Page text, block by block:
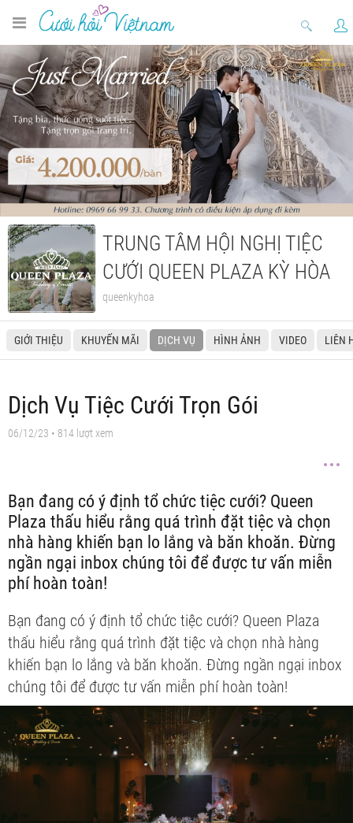
TRUNG TÂM HỘI NGHỊ TIỆC
CƯỚI QUEEN PLAZA KỲ HÒA
queenkyhoa
GIỚI THIỆU KHUYẾN MÃI DỊCH VỤ HÌNH ẢNH VIDEO LIÊN
Dịch Vụ Tiệc Cưới Trọn Gói
06/12/23 • 814 lượt xem
Bạn đang có ý định tổ chức tiệc cưới? Queen
Plaza thấu hiểu rằng quá trình đặt tiệc và chọn
nhà hàng khiến bạn lo lắng và băn khoăn. Đừng
ngần ngại inbox chúng tôi để được tư vấn miễn
phí hoàn toàn!
Bạn đang có ý định tổ chức tiệc cưới? Queen Plaza
thấu hiểu rằng quá trình đặt tiệc và chọn nhà hàng
khiến bạn lo lắng và băn khoăn. Đừng ngần ngại inbox
chúng tôi để được tư vấn miễn phí hoàn toàn!